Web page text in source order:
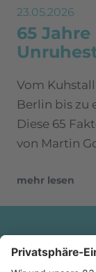
23.05.2026
65
Vom
Berlin bis zu
Diese 65
von Martin
mehr lesen